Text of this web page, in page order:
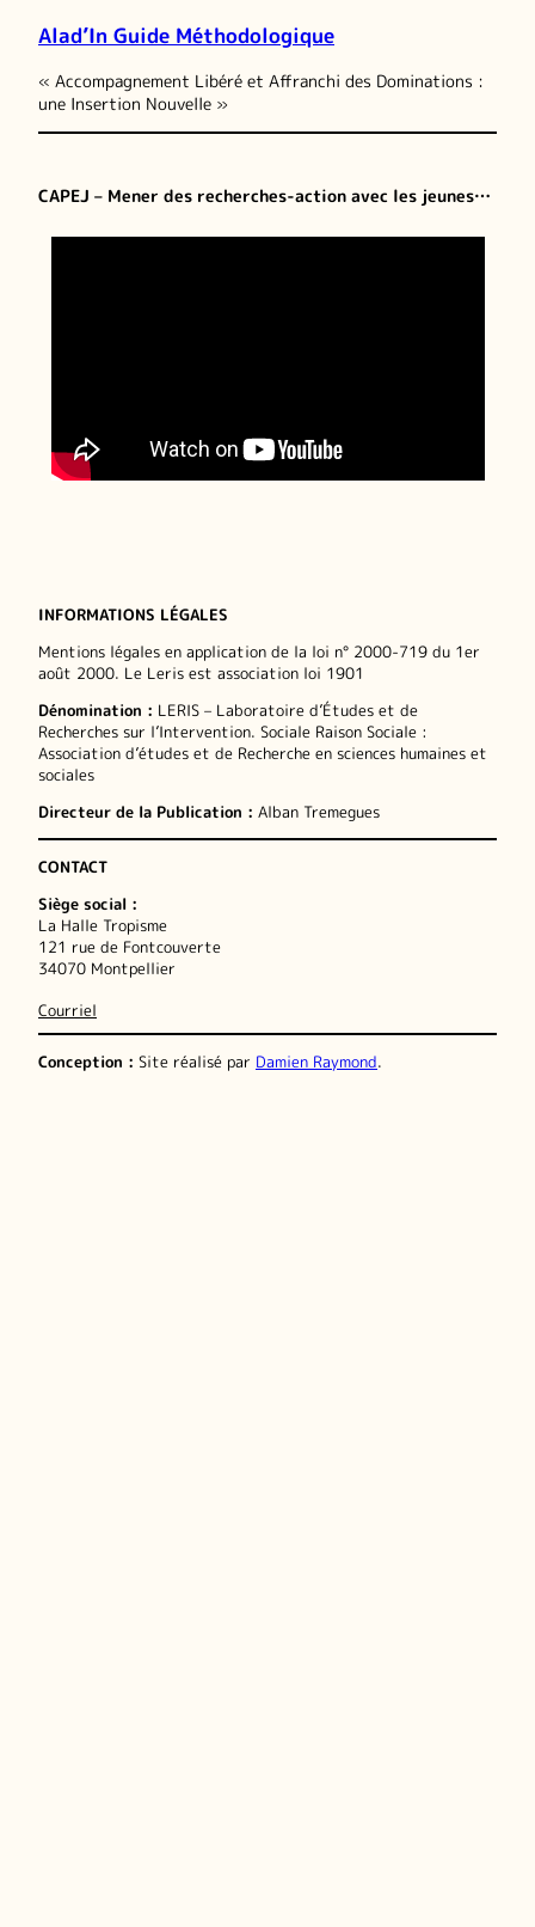
Alad’In Guide Méthodologique
« Accompagnement Libéré et Affranchi des Dominations :
une Insertion Nouvelle »
CAPEJ – Mener des recherches-action avec les jeunes…
INFORMATIONS LÉGALES
Mentions légales en application de la loi n° 2000-719 du 1er
août 2000. Le Leris est association loi 1901
Dénomination : LERIS – Laboratoire d’Études et de
Recherches sur l’Intervention. Sociale Raison Sociale :
Association d’études et de Recherche en sciences humaines et
sociales
Directeur de la Publication : Alban Tremegues
CONTACT
Siège social :
La Halle Tropisme
121 rue de Fontcouverte
34070 Montpellier
Courriel
Conception : Site réalisé par Damien Raymond.